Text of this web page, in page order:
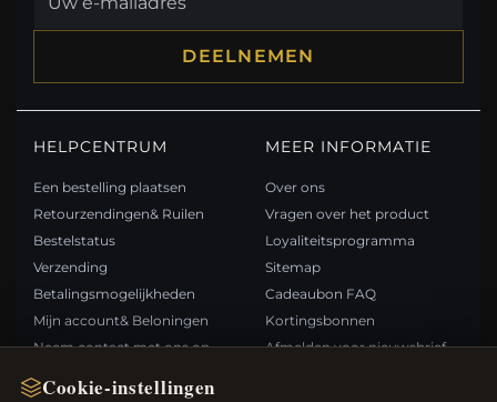
Cookie-instellingen
DEELNEMEN
HELPCENTRUM
Een bestelling plaatsen
Retourzendingen& Ruilen
Bestelstatus
Verzending
Betalingsmogelijkheden
Mijn account& Beloningen
Neem contact met ons op
MEER INFORMATIE
Over ons
Vragen over het product
Loyaliteitsprogramma
Sitemap
Cadeaubon FAQ
Kortingsbonnen
Afmelden voor nieuwsbrief